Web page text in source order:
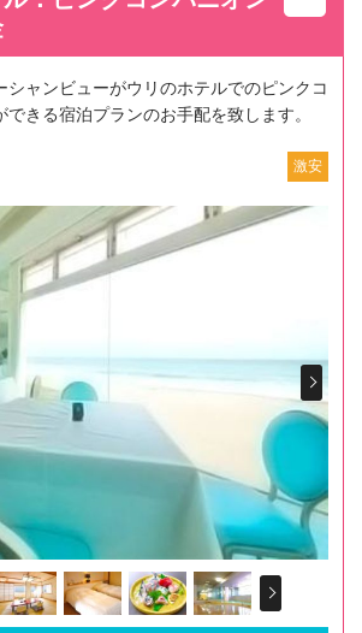
シャンビューがウリのホテルでのピンクコ
できる宿泊プランのお手配を致します。
激安